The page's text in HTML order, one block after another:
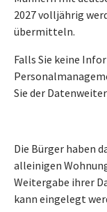
2027 volljährig
übermitteln.
Falls Sie keine
Sie der
Die Bürger haben
alleinigen
Weitergabe ihrer
kann eingelegt